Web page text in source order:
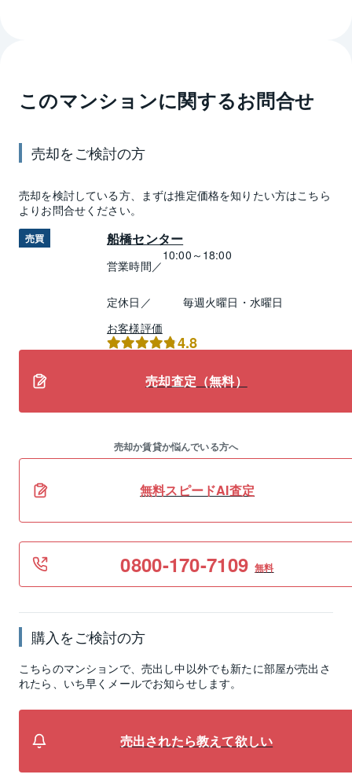
このマンションに関するお問合せ
売却をご検討の方
売却を検討している方、まずは推定価格を知りたい方はこちら
よりお問合せください。
売買 船橋センター
営業時間／
10:00～18:00
定休日／
毎週火曜日・水曜日
お客様評価
4.8
売却査定（無料）
売却か賃貸か悩んでいる方へ
無料スピードAI査定
0800-170-7109 無料
購入をご検討の方
こちらのマンションで、売出し中以外でも新たに部屋が売出さ
れたら、いち早くメールでお知らせします。
売出されたら教えて欲しい